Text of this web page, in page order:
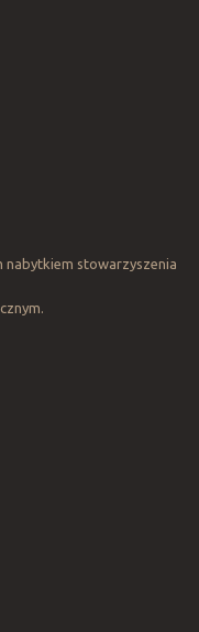
nabytkiem stowarzyszenia